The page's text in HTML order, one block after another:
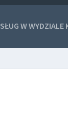
W